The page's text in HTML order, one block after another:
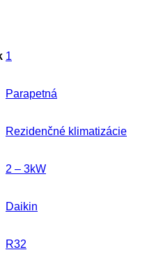
1
Parapetná
Rezidenčné klimatizácie
2 – 3kW
Daikin
R32